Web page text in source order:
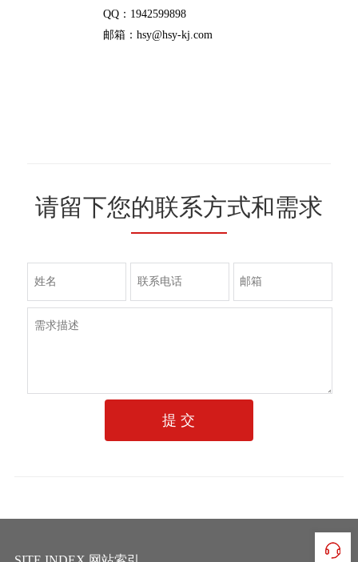
QQ：1942599898
邮箱：hsy@hsy-kj.com
请留下您的联系方式和需求
提 交